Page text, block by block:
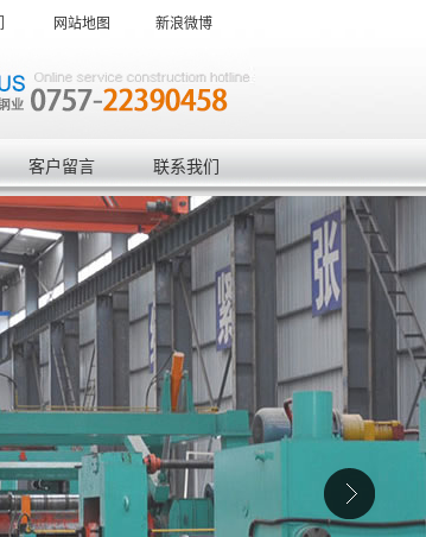
网站地图 新浪微博
客户留言 联系我们